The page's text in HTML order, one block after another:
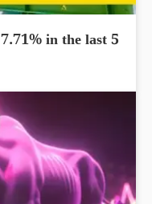
in the last 5